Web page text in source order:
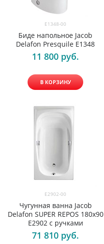
E1348-00
Биде напольное Jacob
Delafon Presquile E1348
11 800 руб.
В КОРЗИНУ
E2902-00
Чугунная ванна Jacob
Delafon SUPER REPOS 180x90
E2902 с ручками
71 810 руб.